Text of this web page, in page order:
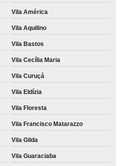
Vila América
Vila Aquilino
Vila Bastos
Vila Cecília Maria
Vila Curuçá
Vila Eldízia
Vila Floresta
Vila Francisco Matarazzo
Vila Gilda
Vila Guaraciaba